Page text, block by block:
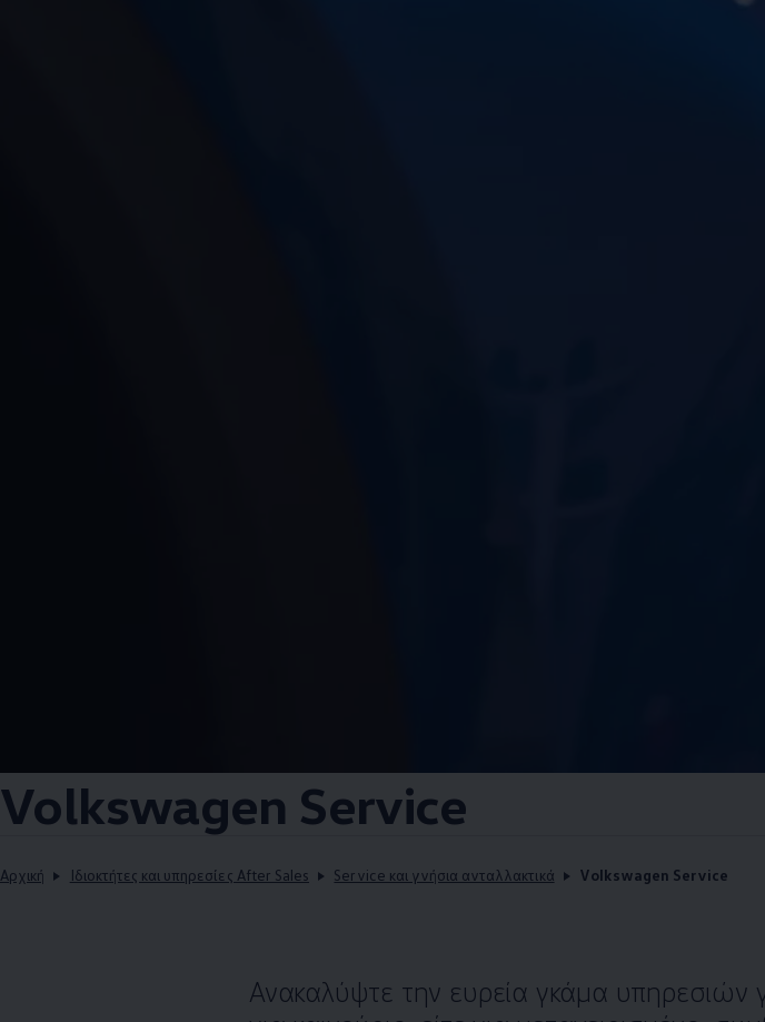
Volkswagen Service
Αρχική Ιδιοκτήτες και υπηρεσίες After Sales Service και γνήσια ανταλλακτικά Volkswagen Service
Ανακαλύψτε την ευρεία γκάμα υπηρεσιών